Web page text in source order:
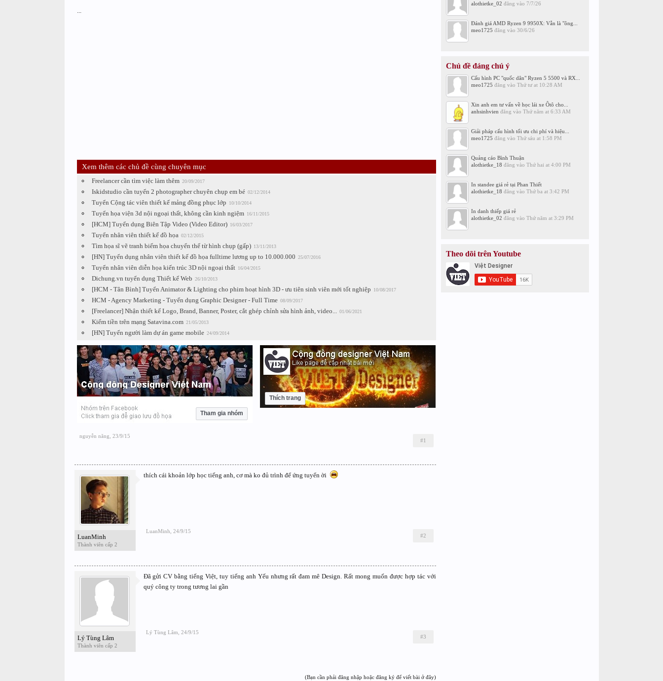
Xem thêm các chủ đề cùng chuyên mục
Freelancer cần tìm việc làm thêm 20/09/2017
Iskidstudio cần tuyển 2 photographer chuyên chụp em bé 02/12/2014
Tuyển Cộng tác viên thiết kế mảng đồng phục lớp 10/10/2014
Tuyển họa viện 3d nội ngoại thất, không cần kinh ngiệm 16/11/2015
[HCM] Tuyển dụng Biên Tập Video (Video Editor) 16/03/2017
Tuyển nhân viên thiết kế đồ họa 02/12/2015
Tìm họa sĩ vẽ tranh biếm họa chuyển thể từ hình chụp (gấp) 13/11/2013
[HN] Tuyển dụng nhân viên thiết kế đồ họa fulltime lương up to 10.000.000 25/07/2016
Tuyển nhân viên diễn họa kiến trúc 3D nội ngoại thất 16/04/2015
Dichung.vn tuyển dụng Thiết kế Web 26/10/2013
[HCM - Tân Bình] Tuyển Animator & Lighting cho phim hoạt hình 3D - ưu tiên sinh viên mới tốt nghiệp 10/08/2017
HCM - Agency Marketing - Tuyển dụng Graphic Designer - Full Time 08/09/2017
[Freelancer] Nhận thiết kế Logo, Brand, Banner, Poster, cắt ghép chỉnh sửa hình ảnh, video... 01/06/2021
Kiếm tiền trên mạng Satavina.com 21/05/2013
[HN] Tuyển người làm dự án game mobile 24/09/2014
Tham gia nhóm
Thích trang
nguyễn năng 23/9/15
#1
LuanMinh
Thành viên cấp 2
thích cái khoản lớp học tiếng anh, cơ mà ko đủ trình để ứng tuyển ời
LuanMinh 24/9/15
#2
Lý Tùng Lâm
Thành viên cấp 2
Đã gửi CV bằng tiếng Việt, tuy tiếng anh Yếu nhưng rất đam mê Design. Rất mong muốn được hợp tác với
quý công ty trong tương lai gần
Lý Tùng Lâm 24/9/15
#3
(Bạn cần phải đăng nhập hoặc đăng ký để viết bài ở đây)
alothietke_02 đăng vào 7/7/26
Đánh giá AMD Ryzen 9 9950X: Vẫn là "ông...
meo1725 đăng vào 30/6/26
Chủ đề đáng chú ý
Cấu hình PC "quốc dân" Ryzen 5 5500 và RX...
meo1725 đăng vào Thứ tư at 10:28 AM
Xin anh em tư vấn về học lái xe Ôtô cho...
anhsinhvien đăng vào Thứ năm at 6:33 AM
Giải pháp cấu hình tối ưu chi phí và hiệu...
meo1725 đăng vào Thứ sáu at 1:58 PM
Quảng cáo Bình Thuận
alothietke_18 đăng vào Thứ hai at 4:00 PM
In standee giá rẻ tại Phan Thiết
alothietke_18 đăng vào Thứ ba at 3:42 PM
In danh thiếp giá rẻ
alothietke_02 đăng vào Thứ năm at 3:29 PM
Theo dõi trên Youtube